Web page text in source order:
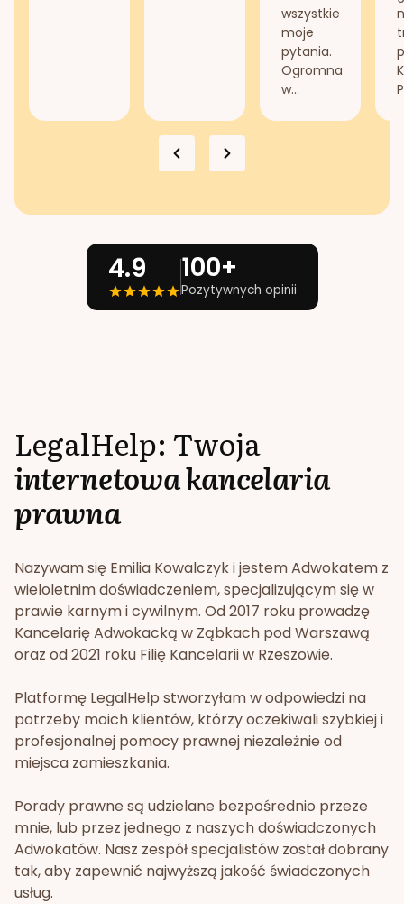
wszystkie
moje
pytania.
Ogromna
w...
4.9 100+
Pozytywnych opinii
LegalHelp: Twoja
internetowa kancelaria
prawna
Nazywam się Emilia Kowalczyk i jestem Adwokatem z
wieloletnim doświadczeniem, specjalizującym się w
prawie karnym i cywilnym. Od 2017 roku prowadzę
Kancelarię Adwokacką w Ząbkach pod Warszawą
oraz od 2021 roku Filię Kancelarii w Rzeszowie.
Platformę LegalHelp stworzyłam w odpowiedzi na
potrzeby moich klientów, którzy oczekiwali szybkiej i
profesjonalnej pomocy prawnej niezależnie od
miejsca zamieszkania.
Porady prawne są udzielane bezpośrednio przeze
mnie, lub przez jednego z naszych doświadczonych
Adwokatów. Nasz zespół specjalistów został dobrany
tak, aby zapewnić najwyższą jakość świadczonych
usług.